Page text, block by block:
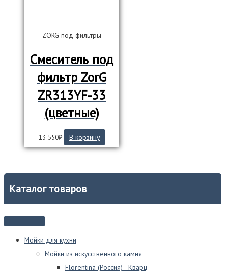
Каталог товаров
Мойки для кухни
Мойки из искусственного камня
Florentina (Россия) - Кварц
ZORG под фильтры
Смеситель под
фильтр ZorG
ZR313YF-33
(цветные)
13 550₽ В корзину